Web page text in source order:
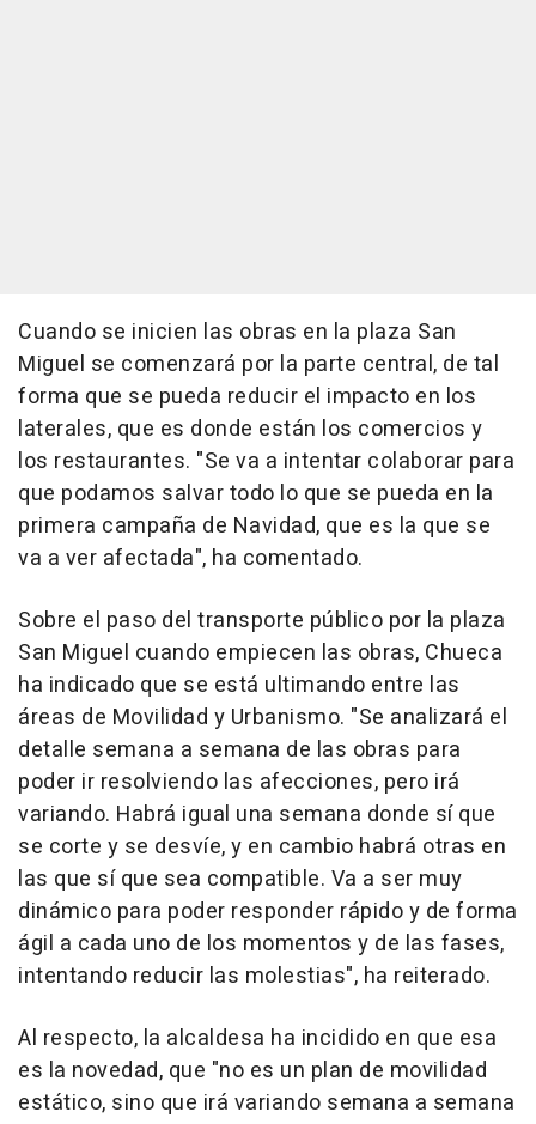
Cuando se inicien las obras en la plaza San
Miguel se comenzará por la parte central, de tal
forma que se pueda reducir el impacto en los
laterales, que es donde están los comercios y
los restaurantes. "Se va a intentar colaborar para
que podamos salvar todo lo que se pueda en la
primera campaña de Navidad, que es la que se
va a ver afectada", ha comentado.
Sobre el paso del transporte público por la plaza
San Miguel cuando empiecen las obras, Chueca
ha indicado que se está ultimando entre las
áreas de Movilidad y Urbanismo. "Se analizará el
detalle semana a semana de las obras para
poder ir resolviendo las afecciones, pero irá
variando. Habrá igual una semana donde sí que
se corte y se desvíe, y en cambio habrá otras en
las que sí que sea compatible. Va a ser muy
dinámico para poder responder rápido y de forma
ágil a cada uno de los momentos y de las fases,
intentando reducir las molestias", ha reiterado.
Al respecto, la alcaldesa ha incidido en que esa
es la novedad, que "no es un plan de movilidad
estático, sino que irá variando semana a semana